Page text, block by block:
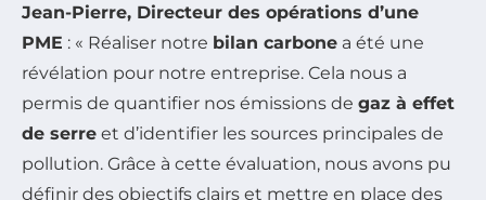
Jean-Pierre, Directeur des opérations d’une
PME : « Réaliser notre bilan carbone a été une
révélation pour notre entreprise. Cela nous a
permis de quantifier nos émissions de gaz à effet
de serre et d’identifier les sources principales de
pollution. Grâce à cette évaluation, nous avons pu
définir des objectifs clairs et mettre en place des